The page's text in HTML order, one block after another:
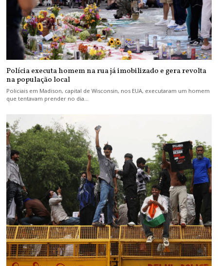
Polícia executa homem na rua já imobilizado e gera revolta
na população local
Policiais em Madison, capital de Wisconsin, nos EUA, executaram um homem
que tentavam prender no dia…